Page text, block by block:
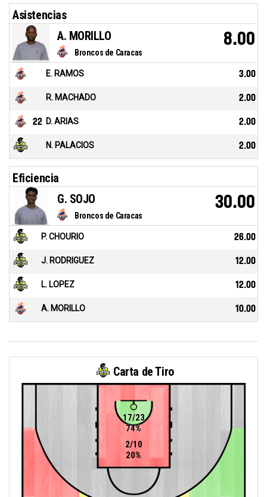
Asistencias
Broncos de Caracas
A. MORILLO 8.00
E. RAMOS 3.00
R. MACHADO 2.00
22 D. ARIAS 2.00
N. PALACIOS 2.00
Eficiencia
Broncos de Caracas
G. SOJO 30.00
P. CHOURIO 26.00
J. RODRIGUEZ 12.00
L. LOPEZ 12.00
A. MORILLO 10.00
Carta de Tiro
2/10
20%
17/23
74%